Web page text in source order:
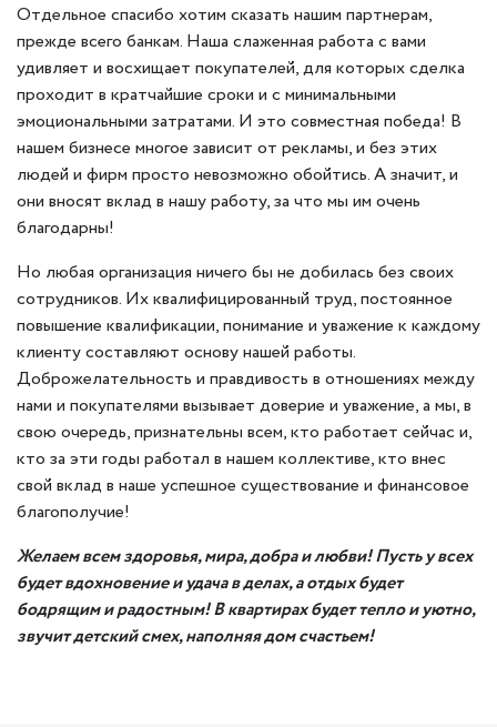
Отдельное спасибо хотим сказать нашим партнерам,
прежде всего банкам. Наша слаженная работа с вами
удивляет и восхищает покупателей, для которых сделка
проходит в кратчайшие сроки и с минимальными
эмоциональными затратами. И это совместная победа! В
нашем бизнесе многое зависит от рекламы, и без этих
людей и фирм просто невозможно обойтись. А значит, и
они вносят вклад в нашу работу, за что мы им очень
благодарны!
Но любая организация ничего бы не добилась без своих
сотрудников. Их квалифицированный труд, постоянное
повышение квалификации, понимание и уважение к каждому
клиенту составляют основу нашей работы.
Доброжелательность и правдивость в отношениях между
нами и покупателями вызывает доверие и уважение, а мы, в
свою очередь, признательны всем, кто работает сейчас и,
кто за эти годы работал в нашем коллективе, кто внес
свой вклад в наше успешное существование и финансовое
благополучие!
Желаем всем здоровья, мира, добра и любви! Пусть у всех
будет вдохновение и удача в делах, а отдых будет
бодрящим и радостным! В квартирах будет тепло и уютно,
звучит детский смех, наполняя дом счастьем!